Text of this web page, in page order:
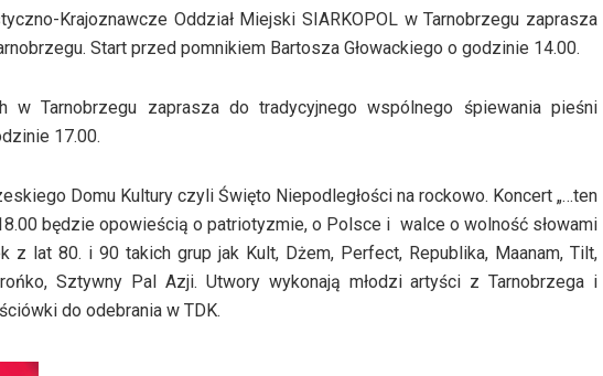
lub
zmniejszyć
Krajoznawcze Oddział Miejski SIARKOPOL w Tarnobrzegu zaprasza
Start przed pomnikiem Bartosza Głowackiego o godzinie 14.00.
w Tarnobrzegu zaprasza do tradycyjnego wspólnego śpiewania pieśni
17.00.
Domu Kultury czyli Święto Niepodległości na rockowo. Koncert „…ten
będzie opowieścią o patriotyzmie, o Polsce i walce o wolność słowami
z lat 80. i 90 takich grup jak Kult, Dżem, Perfect, Republika, Maanam, Tilt,
Sztywny Pal Azji. Utwory wykonają młodzi artyści z Tarnobrzega i
do odebrania w TDK.